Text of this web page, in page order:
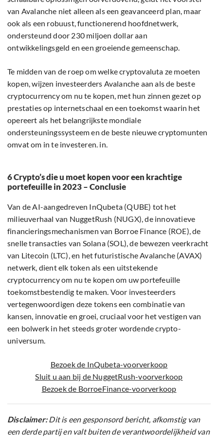
van Avalanche niet alleen als een geavanceerd plan, maar
ook als een robuust, functionerend hoofdnetwerk,
ondersteund door 230 miljoen dollar aan
ontwikkelingsgeld en een groeiende gemeenschap.
Te midden van de roep om welke cryptovaluta ze moeten
kopen, wijzen investeerders Avalanche aan als de beste
cryptocurrency om nu te kopen, met hun zinnen gezet op
prestaties op internetschaal en een toekomst waarin het
opereert als het belangrijkste mondiale
ondersteuningssysteem en de beste nieuwe cryptomunten
omvat om in te investeren. in.
6 Crypto’s die u moet kopen voor een krachtige
portefeuille in 2023 – Conclusie
Van de AI-aangedreven InQubeta (QUBE) tot het
milieuverhaal van NuggetRush (NUGX), de innovatieve
financieringsmechanismen van Borroe Finance (ROE), de
snelle transacties van Solana (SOL), de bewezen veerkracht
van Litecoin (LTC), en het futuristische Avalanche (AVAX)
netwerk, dient elk token als een uitstekende
cryptocurrency om nu te kopen om uw portefeuille
toekomstbestendig te maken. Voor investeerders
vertegenwoordigen deze tokens een combinatie van
kansen, innovatie en groei, cruciaal voor het vestigen van
een bolwerk in het steeds groter wordende crypto-
universum.
Bezoek de InQubeta-voorverkoop
Sluit u aan bij de NuggetRush-voorverkoop
Bezoek de BorroeFinance-voorverkoop
Disclaimer:Dit is een gesponsord bericht, afkomstig van
een derde partij en valt buiten de verantwoordelijkheid van